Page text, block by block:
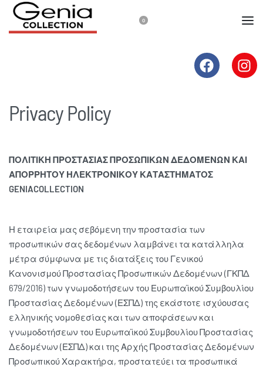
0
Privacy Policy
ΠΟΛΙΤΙΚΗ ΠΡΟΣΤΑΣΙΑΣ ΠΡΟΣΩΠΙΚΩΝ ΔΕΔΟΜΕΝΩΝ ΚΑΙ
ΑΠΟΡΡΗΤΟΥ ΗΛΕΚΤΡΟΝΙΚΟΥ ΚΑΤΑΣΤΗΜΑΤΟΣ
GENIACOLLECTION
Η εταιρεία μας σεβόμενη την προστασία των
προσωπικών σας δεδομένων λαμβάνει τα κατάλληλα
μέτρα σύμφωνα με τις διατάξεις του Γενικού
Κανονισμού Προστασίας Προσωπικών Δεδομένων (ΓΚΠΔ
679/2016) των γνωμοδοτήσεων του Ευρωπαϊκού Συμβουλίου
Προστασίας Δεδομένων (ΕΣΠΔ) της εκάστοτε ισχύουσας
ελληνικής νομοθεσίας και των αποφάσεων και
γνωμοδοτήσεων του Ευρωπαϊκού Συμβουλίου Προστασίας
Δεδομένων (ΕΣΠΔ) και της Αρχής Προστασίας Δεδομένων
Προσωπικού Χαρακτήρα, προστατεύει τα προσωπικά